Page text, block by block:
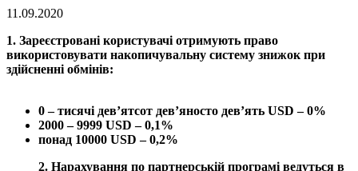
11.09.2020
1. Зареєстровані користувачі отримують право
використовувати накопичувальну систему знижок при
здійсненні обмінів:
0 – тисячі дев’ятсот дев’яносто дев’ять USD – 0%
2000 – 9999 USD – 0,1%
понад 10000 USD – 0,2%
2. Нарахування по партнерській програмі ведуться в